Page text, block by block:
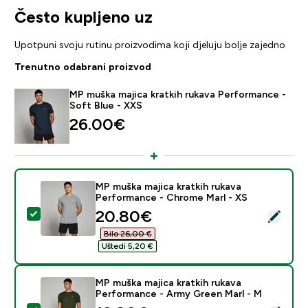
Često kupljeno uz
Upotpuni svoju rutinu proizvodima koji djeluju bolje zajedno
Trenutno odabrani proizvod
MP muška majica kratkih rukava Performance -
Soft Blue - XXS
26.00€‎
Odaberi ovaj proizvod - MP muška majica kratkih
MP muška majica kratkih rukava
Performance - Chrome Marl - XS
discounted price
20.80€‎
Bilo 26,00 €‎
Uštedi 5,20 €‎
MP muška majica kratkih rukava
Performance - Army Green Marl - M